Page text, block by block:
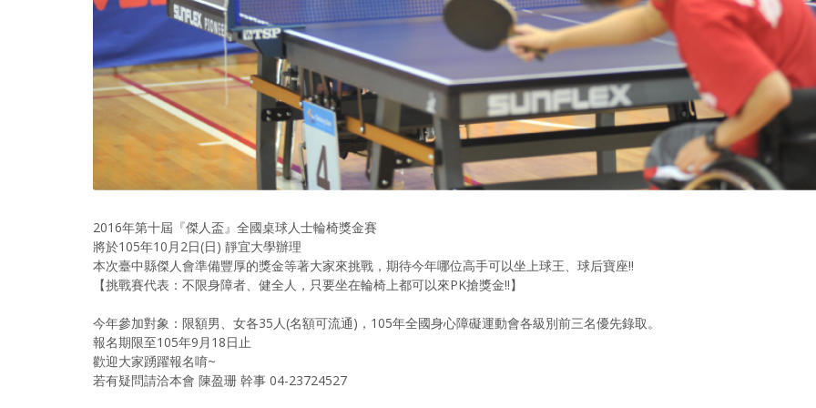
2016年第十屆『傑人盃』全國桌球人士輪椅獎金賽
將於105年10月2日(日) 靜宜大學辦理
本次臺中縣傑人會準備豐厚的獎金等著大家來挑戰，期待今年哪位高手可以坐上球王、球后寶座!!
【挑戰賽代表：不限身障者、健全人，只要坐在輪椅上都可以來PK搶獎金!!】
今年參加對象：限額男、女各35人(名額可流通)，105年全國身心障礙運動會各級別前三名優先錄取。
報名期限至105年9月18日止
歡迎大家踴躍報名唷~
若有疑問請洽本會 陳盈珊 幹事 04-23724527